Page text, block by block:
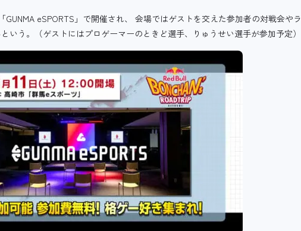
GUNMA eSPORTS」で開催され、 会場ではゲストを交えた参加者の対戦会やラ
いう。（ゲストにはプロゲーマーのときど選手、りゅうせい選手が参加予定）